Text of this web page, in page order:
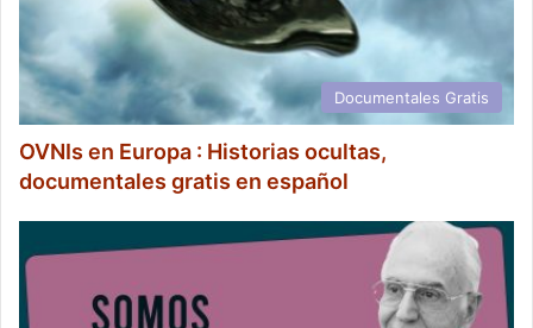
Documentales Gratis
OVNIs en Europa : Historias ocultas,
documentales gratis en español